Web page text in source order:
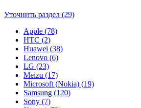
Уточнить раздел (29)
Apple (78)
HTC (2)
Huawei (38)
Lenovo (6)
LG (23)
Meizu (17)
Microsoft (Nokia) (19)
Samsung (120)
Sony (7)